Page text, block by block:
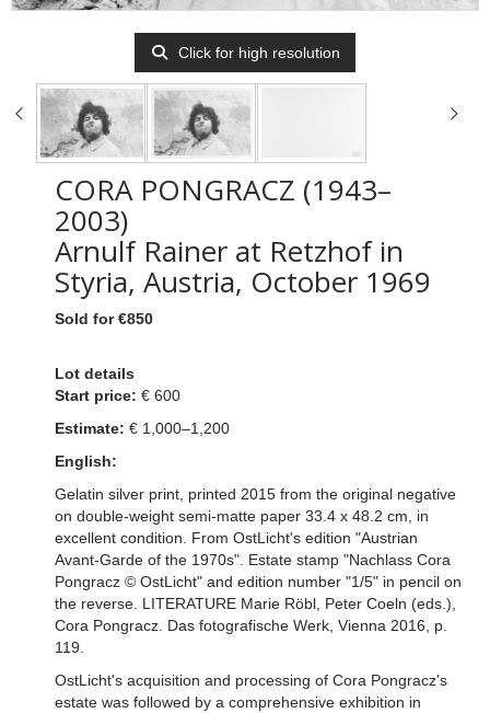
Click for high resolution
CORA PONGRACZ (1943–
2003)
Arnulf Rainer at Retzhof in
Styria, Austria, October 1969
Sold for €850
Lot details
Start price: € 600
Estimate: € 1,000–1,200
English:
Gelatin silver print, printed 2015 from the original negative
on double-weight semi-matte paper 33.4 x 48.2 cm, in
excellent condition. From OstLicht's edition "Austrian
Avant-Garde of the 1970s". Estate stamp "Nachlass Cora
Pongracz © OstLicht" and edition number "1/5" in pencil on
the reverse. LITERATURE Marie Röbl, Peter Coeln (eds.),
Cora Pongracz. Das fotografische Werk, Vienna 2016, p.
119.
OstLicht's acquisition and processing of Cora Pongracz's
estate was followed by a comprehensive exhibition in